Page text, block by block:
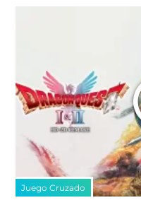
Juego Cruzado